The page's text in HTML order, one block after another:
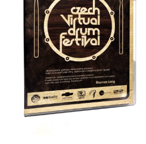
PŘIDAT DO KOŠÍKU / DETAILY